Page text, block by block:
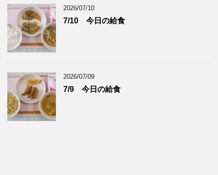
2026/07/10
7/10 今日の給食
2026/07/09
7/9 今日の給食